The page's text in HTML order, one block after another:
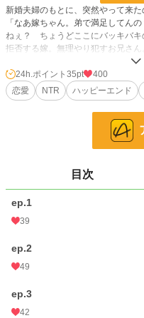
新婚夫婦のもとに、突然やって来た
「なあ嫁ちゃん。弟で満足してん
ねぇ？ ちょうどここにバッキバキ
拒否する嫁。無理やり犯すお兄さ
のＥＤ夫。そして最後はハッピー
他サイトにも掲載中
8,545 位 / 66,320 件
35 pt
文字数
初回公開日時
24h.ポイント 35pt
400
恋愛
NTR ハッピーエンド
目次
ep.1
39
ep.2
49
ep.3
42